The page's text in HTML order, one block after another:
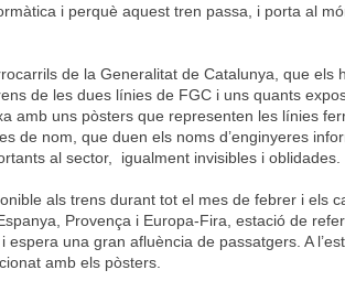
i perquè aquest tren passa, i porta al
de la Generalitat de Catalunya, que els
de les dues línies de FGC i uns quants
amb uns pòsters que representen les línies
de nom, que duen els noms d’enginyeres
al sector, igualment invisibles i oblidades.
als trens durant tot el mes de febrer i els
Provença i Europa-Fira, estació de
espera una gran afluència de passatgers. A
amb els pòsters.